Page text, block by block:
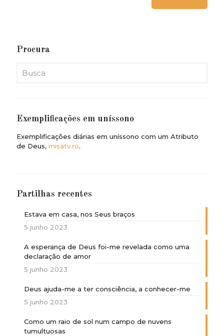
Procura
Exemplificações em uníssono
Exemplificações diárias em uníssono com um Atributo
de Deus, misatv.ro.
Partilhas recentes
Estava em casa, nos Seus braços
5 junho 2023
A esperança de Deus foi-me revelada como uma
declaração de amor
5 junho 2023
Deus ajuda-me a ter consciência, a conhecer-me
5 junho 2023
Como um raio de sol num campo de nuvens
tumultuosas